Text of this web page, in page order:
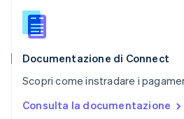
Documentazione di Connect
Scopri come instradare i
Consulta la documentazione
Slovacchia
English
Slovenia
EnglishItaliano
EspañolEnglish
English Español简体中文